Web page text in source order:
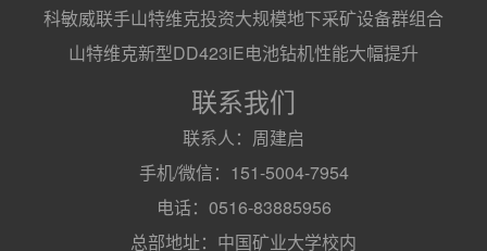
科敏威联手山特维克投资大规模地下采矿设备群组合
山特维克新型DD423iE电池钻机性能大幅提升
联系我们
联系人：周建启
手机/微信：151-5004-7954
电话：0516-83885956
总部地址：中国矿业大学校内